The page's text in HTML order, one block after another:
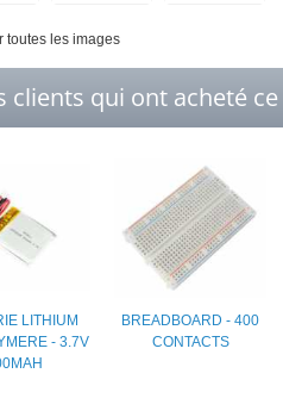
toutes les images
clients qui ont acheté
LITHIUM
- 3.7V
BREADBOARD - 400
CONTACTS